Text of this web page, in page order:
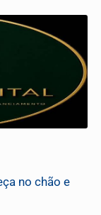
no chão e